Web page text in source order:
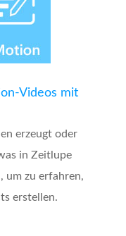
Videos mit
erzeugt oder
in Zeitlupe
um zu erfahren,
erstellen.